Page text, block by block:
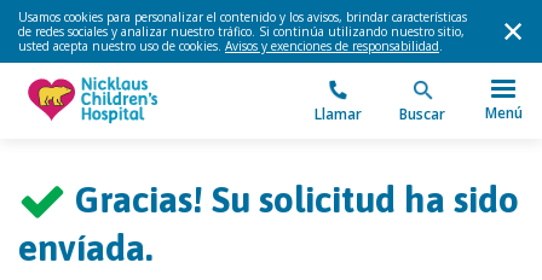
Usamos cookies para personalizar el contenido y los avisos, brindar características
de redes sociales y analizar nuestro tráfico. Si continúa utilizando nuestro sitio,
usted acepta nuestro uso de cookies. Avisos y exenciones de responsabilidad.
Llamar Buscar Menú
Gracias! Su solicitud ha sido
envíada.